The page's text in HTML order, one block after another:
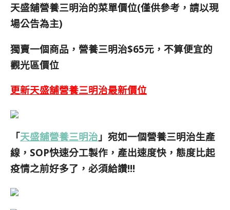
天盛舖營養三明治的菜單價位(僅供參考，請以現
場公告為主)
獨賣一個商品，營養三明治$65元，不算便宜的
觀光區價位
更新天盛舖營養三明治最新價位
「天盛舖營養三明治 」宛如一個營養三明治生產
線，SOP快速分工製作，產出速度快，態度比起
疫情之前好多了，必須給讚!!!